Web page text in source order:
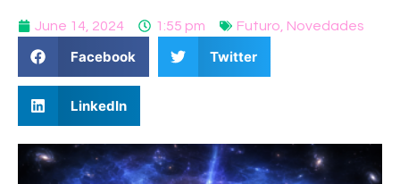
June 14, 2024 1:55 pm Futuro, Novedades
Facebook Twitter
LinkedIn